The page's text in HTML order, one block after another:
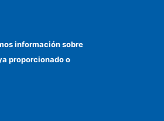
Cómo llegar
información sobre
proporcionado o